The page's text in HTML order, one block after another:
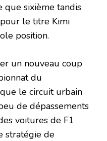
que sixième tandis
le titre Kimi
position.
un nouveau coup
du
le circuit urbain
de dépassements
voitures de F1
stratégie de